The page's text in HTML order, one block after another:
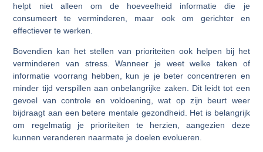
helpt niet alleen om de hoeveelheid informatie die je
consumeert te verminderen, maar ook om gerichter en
effectiever te werken.
Bovendien kan het stellen van prioriteiten ook helpen bij het
verminderen van stress. Wanneer je weet welke taken of
informatie voorrang hebben, kun je je beter concentreren en
minder tijd verspillen aan onbelangrijke zaken. Dit leidt tot een
gevoel van controle en voldoening, wat op zijn beurt weer
bijdraagt aan een betere mentale gezondheid. Het is belangrijk
om regelmatig je prioriteiten te herzien, aangezien deze
kunnen veranderen naarmate je doelen evolueren.